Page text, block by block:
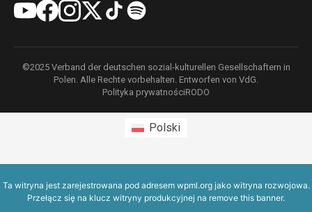
©2025 Verband der deutschen sozial-kulturellen Gesellschaftern in
Polen. Alle Rechte vorbehalten. Entworfen von VdG.
Polityka prywatnościRODO
Polski
Ta witryna jest zarejestrowana pod adresem wpml.orgjako witryna rozwojowa.
Przełącz się na klucz witryny produkcyjnej na remove this banner.